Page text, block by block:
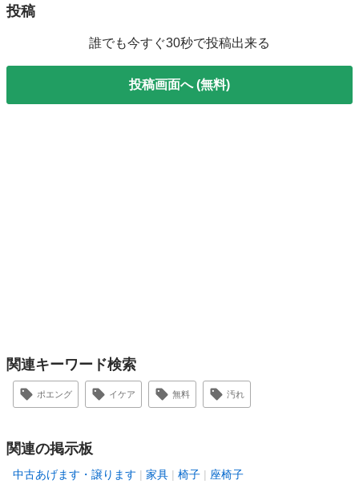
投稿
誰でも今すぐ30秒で投稿出来る
投稿画面へ (無料)
関連キーワード検索
ポエング イケア 無料 汚れ
関連の掲示板
中古あげます・譲ります 家具 椅子 座椅子